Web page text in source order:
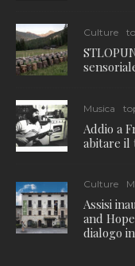
Culture
Musica
Addio a
abitare il
Culture
Assisi
and
dialogo